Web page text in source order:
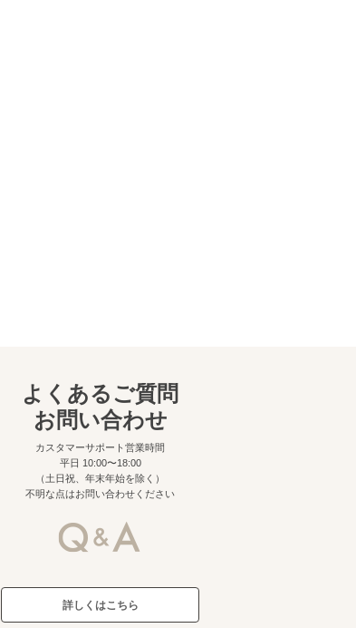
よくあるご質問
お問い合わせ
カスタマーサポート営業時間
平日 10:00〜18:00
（土日祝、年末年始を除く）
不明な点はお問い合わせください
詳しくはこちら